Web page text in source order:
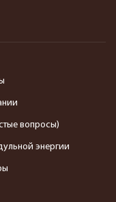
вопросы)
энергии